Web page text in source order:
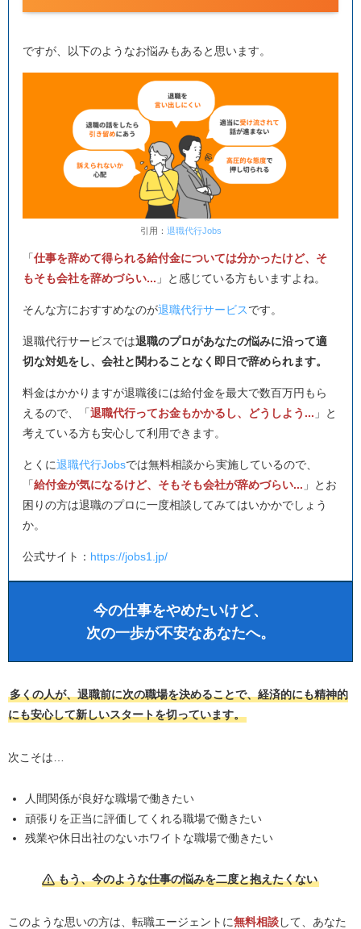
ですが、以下のようなお悩みもあると思います。
引用： 退職代行Jobs
「仕事を辞めて得られる給付金については分かったけど、そ
もそも会社を辞めづらい... 」と感じている方もいますよね。
そんな方におすすめなのが退職代行サービスです。
退職代行サービスでは退職のプロがあなたの悩みに沿って適
切な対処をし、会社と関わることなく即日で辞められます。
料金はかかりますが退職後には給付金を最大で数百万円もら
えるので、「退職代行ってお金もかかるし、どうしよう... 」と
考えている方も安心して利用できます。
とくに退職代行Jobsでは無料相談から実施しているので、
「給付金が気になるけど、そもそも会社が辞めづらい... 」とお
困りの方は退職のプロに一度相談してみてはいかかでしょう
か。
公式サイト： https://jobs1.jp/
今の仕事をやめたいけど、
次の一歩が不安なあなたへ。
多くの人が、退職前に次の職場を決めることで、経済的にも精神的
にも安心して新しいスタートを切っています。
次こそは…
人間関係が良好な職場で働きたい
頑張りを正当に評価してくれる職場で働きたい
残業や休日出社のないホワイトな職場で働きたい
もう、今のような仕事の悩みを二度と抱えたくない
このような思いの方は、転職エージェントに無料相談して、あなた